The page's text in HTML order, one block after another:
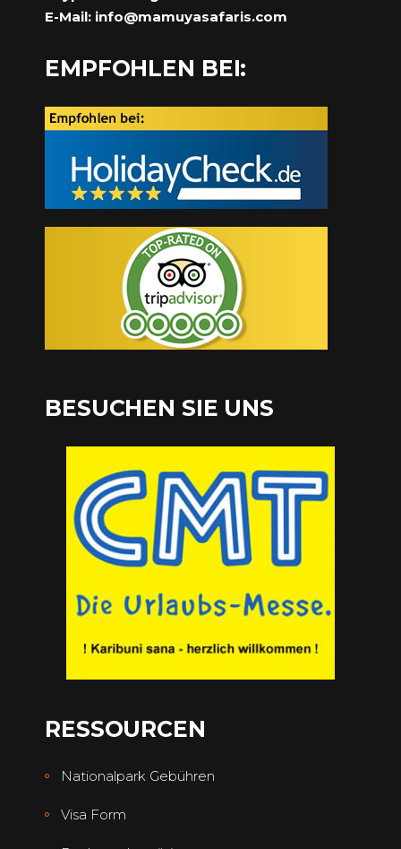
E-Mail: info@mamuyasafaris.com
EMPFOHLEN BEI:
BESUCHEN SIE UNS
RESSOURCEN
Nationalpark Gebühren
Visa Form